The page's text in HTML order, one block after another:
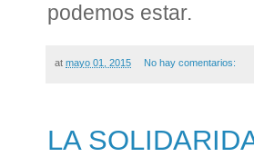
podemos estar.
at mayo 01, 2015 No hay comentarios:
LA